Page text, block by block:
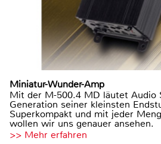
Miniatur-Wunder-Amp
Mit der M-500.4 MD läutet Audio
Generation seiner kleinsten
Superkompakt und mit jeder
wollen wir uns genauer ansehen.
>> Mehr erfahren